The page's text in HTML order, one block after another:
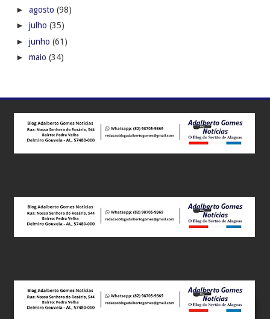
Este site utiliza cookies para melhorar sua experiência e
► agosto (98)
► julho (35)
► junho (61)
► maio (34)